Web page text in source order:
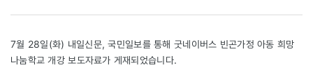
7월 28일(화) 내일신문, 국민일보를 통해 굿네이버스 빈곤가정 아동 희망
나눔학교 개강 보도자료가 게재되었습니다.